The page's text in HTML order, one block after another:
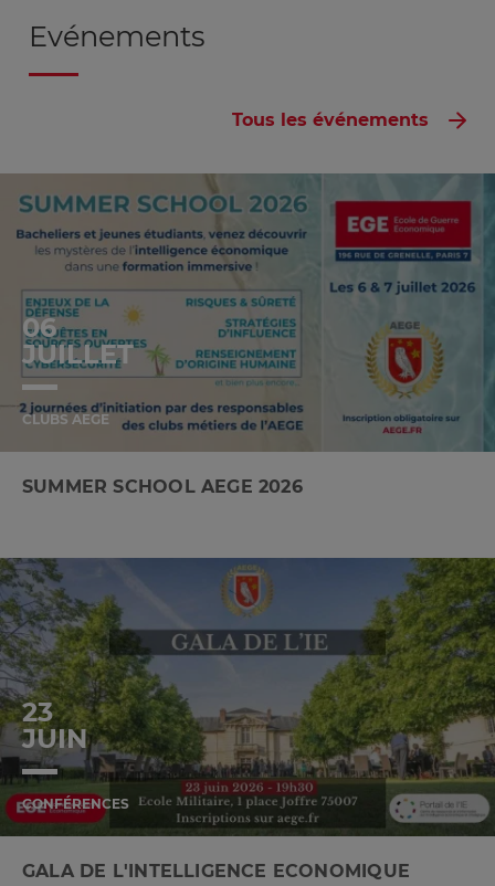
Evénements
06
JUILLET
CLUBS AEGE
SUMMER SCHOOL AEGE 2026
23
JUIN
CONFÉRENCES
GALA DE L'INTELLIGENCE ECONOMIQUE
Tous les événements